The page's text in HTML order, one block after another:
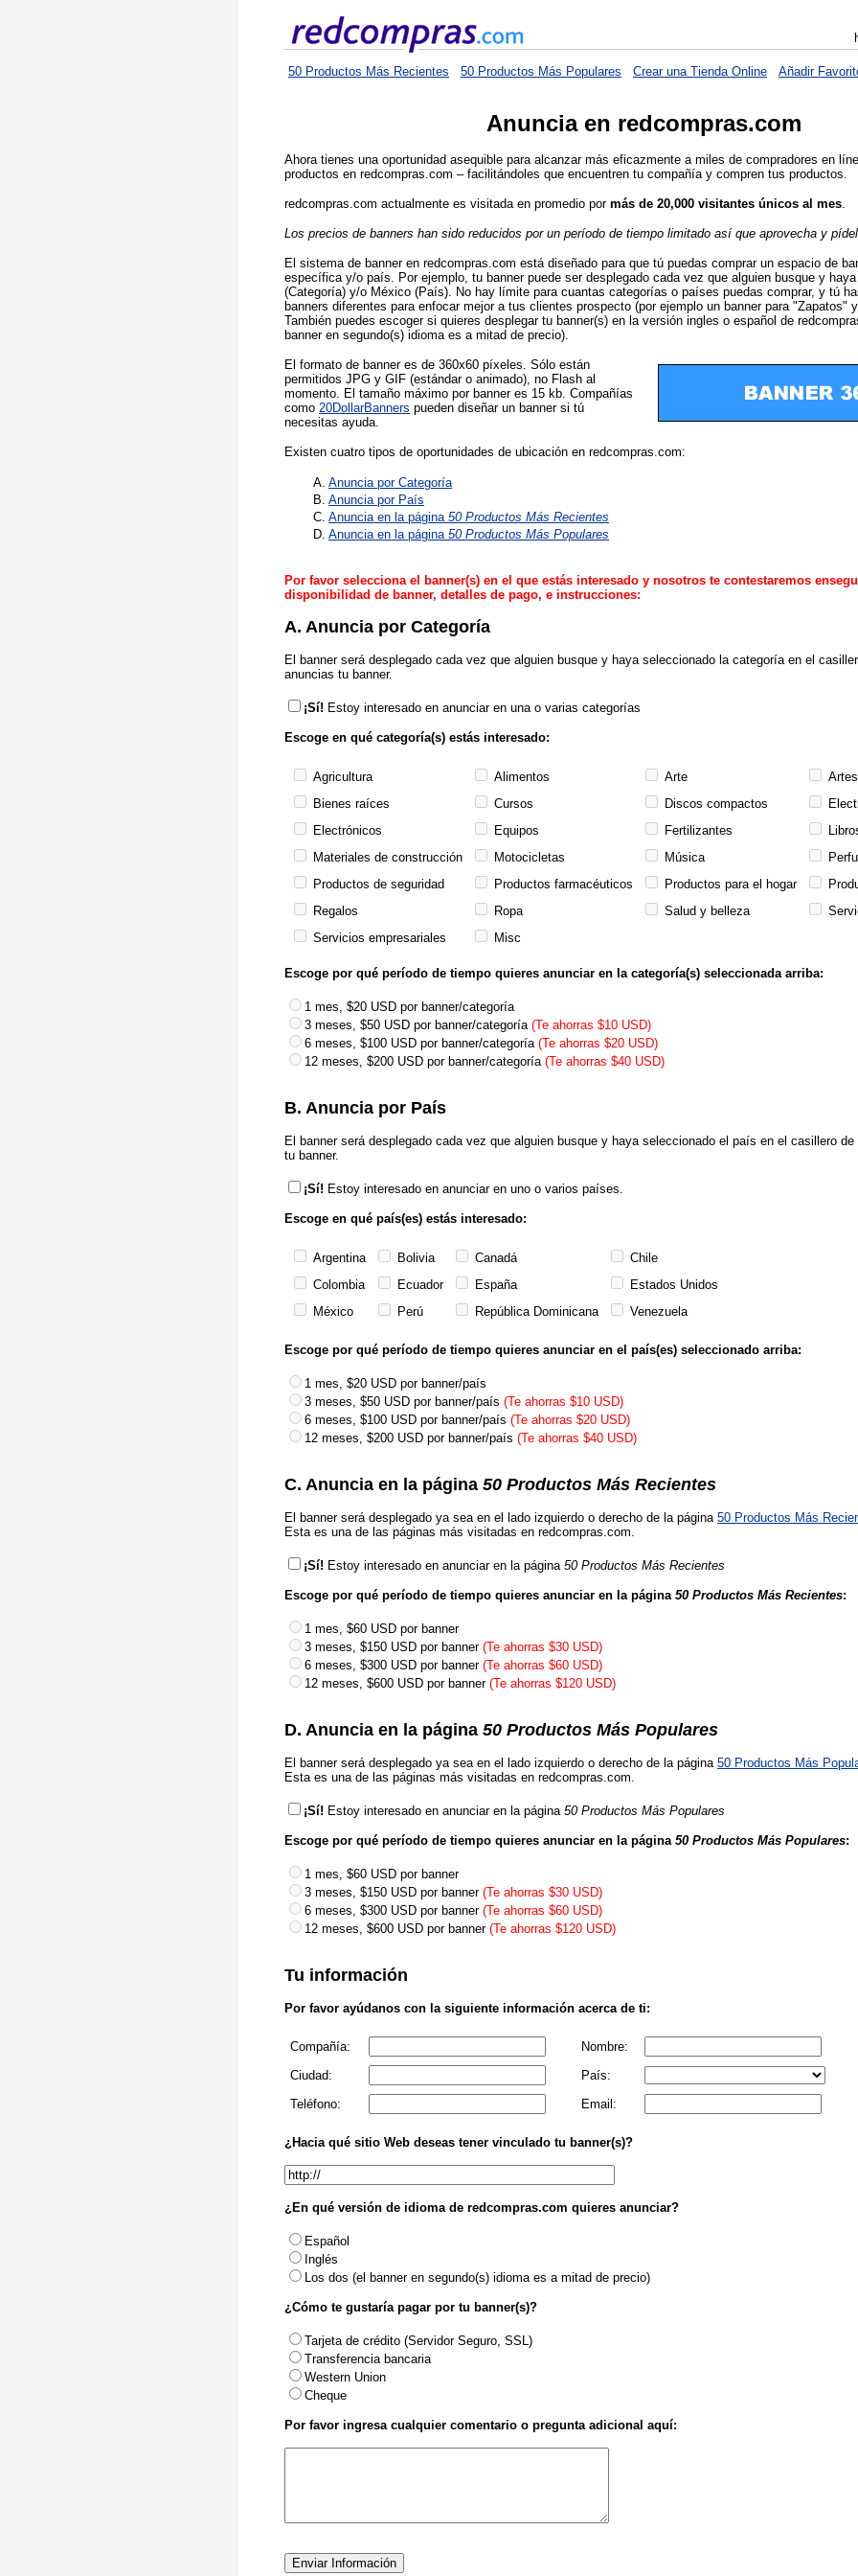
50 Productos Más Recientes 50 Productos Más Populares Crear una Tienda Online Añadir
Anuncia en redcompras.com
Ahora tienes una oportunidad asequible para alcanzar más eficazmente a miles de compradores en
productos en redcompras.com – facilitándoles que encuentren tu compañía y compren tus productos.
redcompras.com actualmente es visitada en promedio por más de 20,000 visitantes únicos al mes.
Los precios de banners han sido reducidos por un período de tiempo limitado así que aprovecha y
El sistema de banner en redcompras.com está diseñado para que tú puedas comprar un espacio de
específica y/o país. Por ejemplo, tu banner puede ser desplegado cada vez que alguien busque y
(Categoría) y/o México (País). No hay límite para cuantas categorías o países puedas comprar, y tú
banners diferentes para enfocar mejor a tus clientes prospecto (por ejemplo un banner para "Zapatos"
También puedes escoger si quieres desplegar tu banner(s) en la versión ingles o español de
banner en segundo(s) idioma es a mitad de precio).
El formato de banner es de 360x60 píxeles. Sólo están
permitidos JPG y GIF (estándar o animado), no Flash al
momento. El tamaño máximo por banner es 15 kb. Compañías
como 20DollarBanners pueden diseñar un banner si tú
necesitas ayuda.
Existen cuatro tipos de oportunidades de ubicación en redcompras.com:
A. Anuncia por Categoría
B. Anuncia por País
C. Anuncia en la página 50 Productos Más Recientes
D. Anuncia en la página 50 Productos Más Populares
Por favor selecciona el banner(s) en el que estás interesado y nosotros te contestaremos
disponibilidad de banner, detalles de pago, e instrucciones:
A. Anuncia por Categoría
El banner será desplegado cada vez que alguien busque y haya seleccionado la categoría en el
anuncias tu banner.
¡Sí! Estoy interesado en anunciar en una o varias categorías
Escoge en qué categoría(s) estás interesado:
Agricultura Alimentos Arte
Bienes raíces
Cursos Discos compactos
Electrónicos
Equipos Fertilizantes
Materiales de construcción
Motocicletas Música
Productos de seguridad
Productos farmacéuticos Productos para el hogar
Regalos
Ropa Salud y belleza
Servicios empresariales
Misc
Escoge por qué período de tiempo quieres anunciar en la categoría(s) seleccionada arriba:
1 mes, $20 USD por banner/categoría
3 meses, $50 USD por banner/categoría (Te ahorras $10 USD)
6 meses, $100 USD por banner/categoría (Te ahorras $20 USD)
12 meses, $200 USD por banner/categoría (Te ahorras $40 USD)
B. Anuncia por País
El banner será desplegado cada vez que alguien busque y haya seleccionado el país en el casillero de
tu banner.
¡Sí! Estoy interesado en anunciar en uno o varios países.
Escoge en qué país(es) estás interesado:
Argentina Bolivia Canadá
Chile
Colombia
Ecuador España
Estados Unidos
México
Perú República Dominicana Venezuela
Escoge por qué período de tiempo quieres anunciar en el país(es) seleccionado arriba:
1 mes, $20 USD por banner/país
3 meses, $50 USD por banner/país (Te ahorras $10 USD)
6 meses, $100 USD por banner/país (Te ahorras $20 USD)
12 meses, $200 USD por banner/país (Te ahorras $40 USD)
C. Anuncia en la página 50 Productos Más Recientes
El banner será desplegado ya sea en el lado izquierdo o derecho de la página 50 Productos Más
Esta es una de las páginas más visitadas en redcompras.com.
¡Sí! Estoy interesado en anunciar en la página 50 Productos Más Recientes
Escoge por qué período de tiempo quieres anunciar en la página 50 Productos Más Recientes:
1 mes, $60 USD por banner
3 meses, $150 USD por banner (Te ahorras $30 USD)
6 meses, $300 USD por banner (Te ahorras $60 USD)
12 meses, $600 USD por banner (Te ahorras $120 USD)
D. Anuncia en la página 50 Productos Más Populares
El banner será desplegado ya sea en el lado izquierdo o derecho de la página 50 Productos Más
Esta es una de las páginas más visitadas en redcompras.com.
¡Sí! Estoy interesado en anunciar en la página 50 Productos Más Populares
Escoge por qué período de tiempo quieres anunciar en la página 50 Productos Más Populares:
1 mes, $60 USD por banner
3 meses, $150 USD por banner (Te ahorras $30 USD)
6 meses, $300 USD por banner (Te ahorras $60 USD)
12 meses, $600 USD por banner (Te ahorras $120 USD)
Tu información
Por favor ayúdanos con la siguiente información acerca de ti:
Compañía:
Nombre:
Ciudad:
País:
Teléfono:
Email:
¿Hacia qué sitio Web deseas tener vinculado tu banner(s)?
¿En qué versión de idioma de redcompras.com quieres anunciar?
Español
Inglés
Los dos (el banner en segundo(s) idioma es a mitad de precio)
¿Cómo te gustaría pagar por tu banner(s)?
Tarjeta de crédito (Servidor Seguro, SSL)
Transferencia bancaria
Western Union
Cheque
Por favor ingresa cualquier comentario o pregunta adicional aquí: